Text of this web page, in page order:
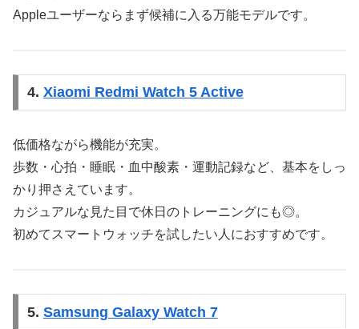
Appleユーザーならまず候補に入る万能モデルです。
4. Xiaomi Redmi Watch 5 Active
低価格ながら機能が充実。
歩数・心拍・睡眠・血中酸素・運動記録など、基本をしっ
かり押さえています。
カジュアルな見た目で休日のトレーニングにも◎。
初めてスマートウォッチを試したい人におすすめです。
5. Samsung Galaxy Watch 7